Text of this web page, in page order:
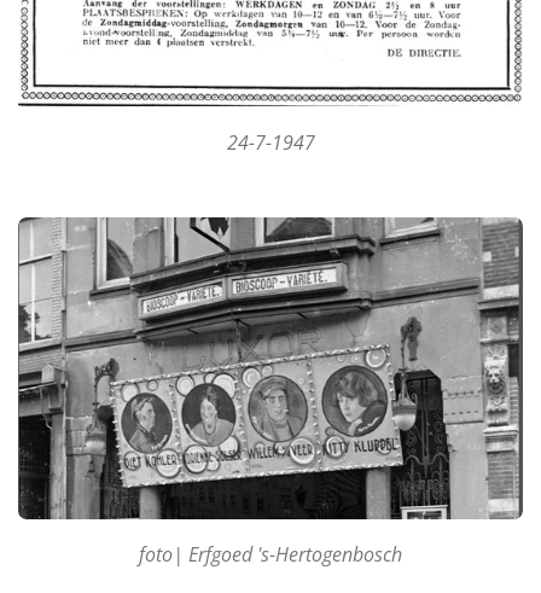
24-7-1947
foto| Erfgoed 's-Hertogenbosch